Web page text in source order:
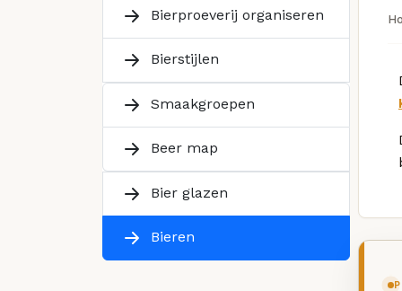
Bierproeverij organiseren
Bierstijlen
Smaakgroepen
Beer map
Bier glazen
Bieren